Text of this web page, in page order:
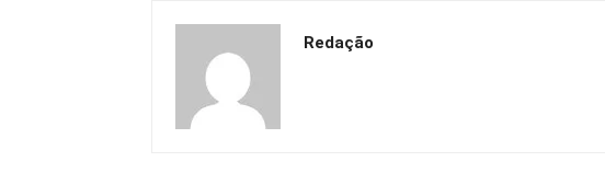
Redação